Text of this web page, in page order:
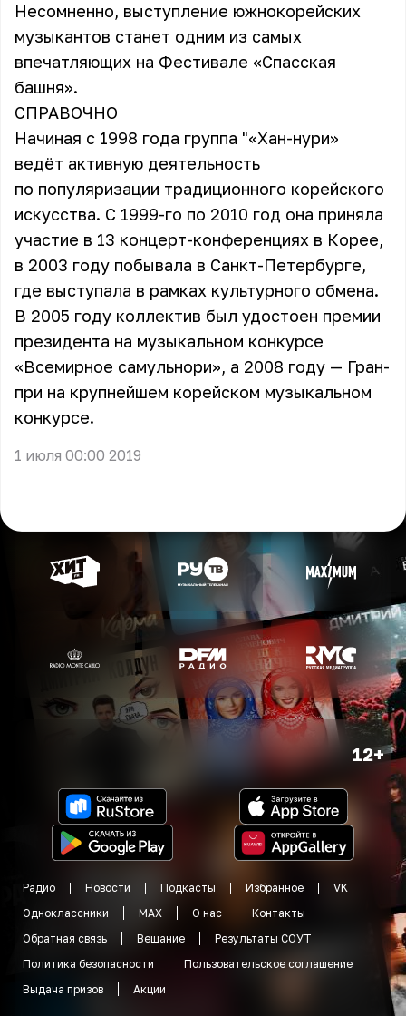
Несомненно, выступление южнокорейских
музыкантов станет одним из самых
впечатляющих на Фестивале «Спасская
башня».
СПРАВОЧНО
Начиная с 1998 года группа "«Хан-нури»
ведёт активную деятельность
по популяризации традиционного корейского
искусства. С 1999-го по 2010 год она приняла
участие в 13 концерт-конференциях в Корее,
в 2003 году побывала в Санкт-Петербурге,
где выступала в рамках культурного обмена.
В 2005 году коллектив был удостоен премии
президента на музыкальном конкурсе
«Всемирное самульнори», а 2008 году — Гран-
при на крупнейшем корейском музыкальном
конкурсе.
1 июля 00:00 2019
12+
Радио Новости Подкасты Избранное
VK
Одноклассники
MAX О нас
Контакты
Обратная связь
Вещание
Результаты СОУТ
Политика безопасности
Пользовательское соглашение
Выдача призов
Акции